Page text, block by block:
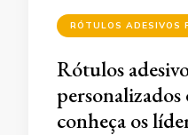
RÓTULOS ADESIVOS
Rótulos
personalizados
conheça os